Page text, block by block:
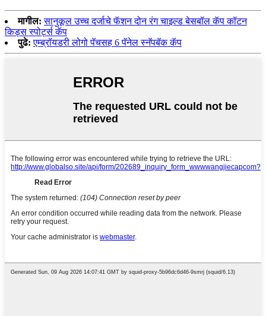
मागील: सानुकूल उच्च दर्जाचे फॅशन दोन रंग चाइल्ड बेसबॉल कॅप कॉटन
किड्स स्पोर्ट्स कॅप
पुढे: एम्ब्रॉयडरी लोगो पॅचसह 6 पॅनेल स्नॅपबॅक कॅप